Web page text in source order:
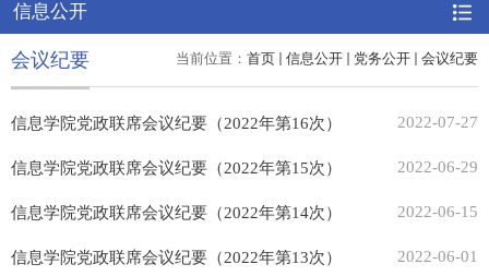
信息公开
当前位置： 首页 信息公开 党务公开 会议纪要
会议纪要
信息学院党政联席会议纪要（2022年第16次） 2022-07-27
信息学院党政联席会议纪要（2022年第15次） 2022-06-29
信息学院党政联席会议纪要（2022年第14次） 2022-06-15
信息学院党政联席会议纪要（2022年第13次） 2022-06-01